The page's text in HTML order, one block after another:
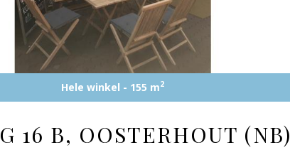
Hele winkel - 155 m2
16 B, OOSTERHOUT (NB)